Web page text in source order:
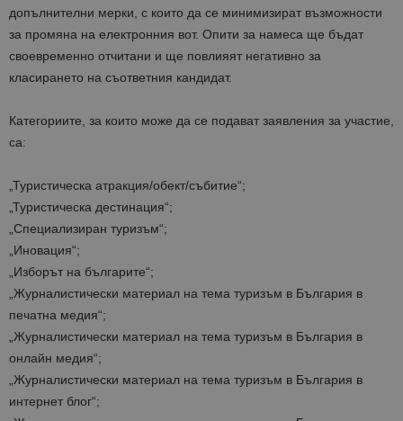
допълнителни мерки, с които да се минимизират възможности
за промяна на електронния вот. Опити за намеса ще бъдат
своевременно отчитани и ще повлияят негативно за
класирането на съответния кандидат.
Категориите, за които може да се подават заявления за участие,
са:
„Туристическа атракция/обект/събитие“;
„Туристическа дестинация“;
„Специализиран туризъм“;
„Иновация“;
„Изборът на българите“;
„Журналистически материал на тема туризъм в България в
печатна медия“;
„Журналистически материал на тема туризъм в България в
онлайн медия“;
„Журналистически материал на тема туризъм в България в
интернет блог“;